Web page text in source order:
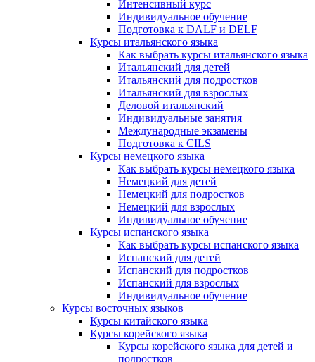
Интенсивный курс
Индивидуальное обучение
Подготовка к DALF и DELF
Курсы итальянского языка
Как выбрать курсы итальянского языка
Итальянский для детей
Итальянский для подростков
Итальянский для взрослых
Деловой итальянский
Индивидуальные занятия
Международные экзамены
Подготовка к CILS
Курсы немецкого языка
Как выбрать курсы немецкого языка
Немецкий для детей
Немецкий для подростков
Немецкий для взрослых
Индивидуальное обучение
Курсы испанского языка
Как выбрать курсы испанского языка
Испанский для детей
Испанский для подростков
Испанский для взрослых
Индивидуальное обучение
Курсы восточных языков
Курсы китайского языка
Курсы корейского языка
Курсы корейского языка для детей и
подростков